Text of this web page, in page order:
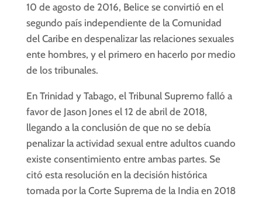
10 de agosto de 2016, Belice se convirtió en el
segundo país independiente de la Comunidad
del Caribe en despenalizar las relaciones sexuales
ente hombres, y el primero en hacerlo por medio
de los tribunales.
En Trinidad y Tabago, el Tribunal Supremo falló a
favor de Jason Jones el 12 de abril de 2018,
llegando a la conclusión de que no se debía
penalizar la actividad sexual entre adultos cuando
existe consentimiento entre ambas partes. Se
citó esta resolución en la decisión histórica
tomada por la Corte Suprema de la India en 2018